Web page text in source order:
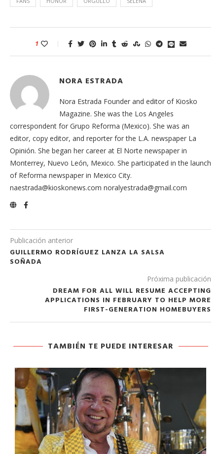
1
NORA ESTRADA
Nora Estrada Founder and editor of Kiosko
Magazine. She was the Los Angeles
correspondent for Grupo Reforma (Mexico). She was an
editor, copy editor, and reporter for the L.A. newspaper La
Opinión. She began her career at El Norte newspaper in
Monterrey, Nuevo León, Mexico. She participated in the launch
of Reforma newspaper in Mexico City.
naestrada@kioskonews.com noralyestrada@gmail.com
Publicación anterior
GUILLERMO RODRÍGUEZ LANZA LA SALSA
SOÑADA
Próxima publicación
DREAM FOR ALL WILL RESUME ACCEPTING
APPLICATIONS IN FEBRUARY TO HELP MORE
FIRST-GENERATION HOMEBUYERS
TAMBIÉN TE PUEDE INTERESAR